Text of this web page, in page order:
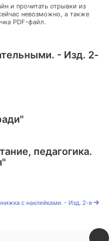
и прочитать отрывки из
невозможно, а также
PDF-файл.
- Изд. 2-
педагогика.
с наклейками. - Изд. 2-е